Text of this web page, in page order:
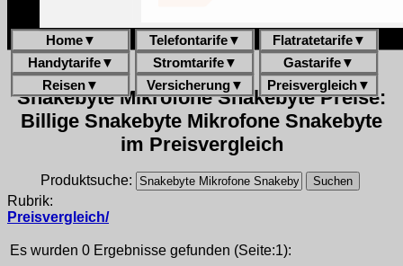
Home▼ Telefontarife▼ Flatratetarife▼
Handytarife▼ Stromtarife▼ Gastarife▼
Reisen▼ Versicherung▼ Preisvergleich▼
Snakebyte Mikrofone Snakebyte Preise:
Billige Snakebyte Mikrofone Snakebyte
im Preisvergleich
Produktsuche:
Rubrik:
Preisvergleich/
Es wurden 0 Ergebnisse gefunden (Seite:1):